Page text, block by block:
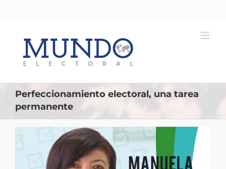
contenido
Perfeccionamiento electoral, una tarea
permanente
más